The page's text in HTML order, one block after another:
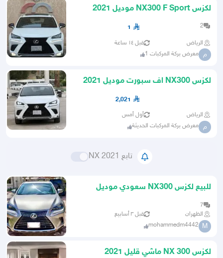
لكزس NX300 F Sport موديل 2021
نظيف
2
1
الرياض قبل ١٤ ساعة
م معرض بركة المركبات 1
لكزس NX300 اف سبورت موديل 2021
2,021
الرياض أول أمس
م معرض بركة المركبات الحديثة
تابع NX 2021
للبيع لكزس NX300 سعودي موديل
7
الظهران
قبل ٣ أسابيع
M
mohammedm4442
لكزس NX 300 ماشي قليل 2021